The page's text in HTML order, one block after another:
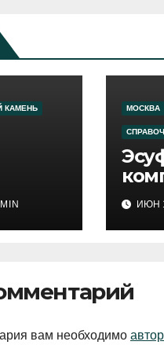
КАМЕНЬ МОСКВА
ИЮН
вам необходимо